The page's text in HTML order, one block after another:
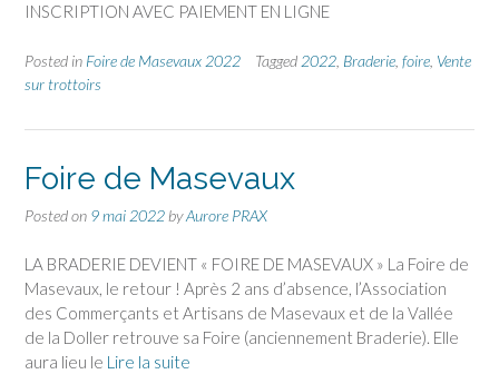
INSCRIPTION AVEC PAIEMENT EN LIGNE
Posted in Foire de Masevaux 2022 Tagged 2022 Braderie foire Vente
sur trottoirs
Foire de Masevaux
Posted on 9 mai 2022 byAurore PRAX
LA BRADERIE DEVIENT « FOIRE DE MASEVAUX » La Foire de
Masevaux, le retour ! Après 2 ans d’absence, l’Association
des Commerçants et Artisans de Masevaux et de la Vallée
de la Doller retrouve sa Foire (anciennement Braderie). Elle
aura lieu le Lire la suite